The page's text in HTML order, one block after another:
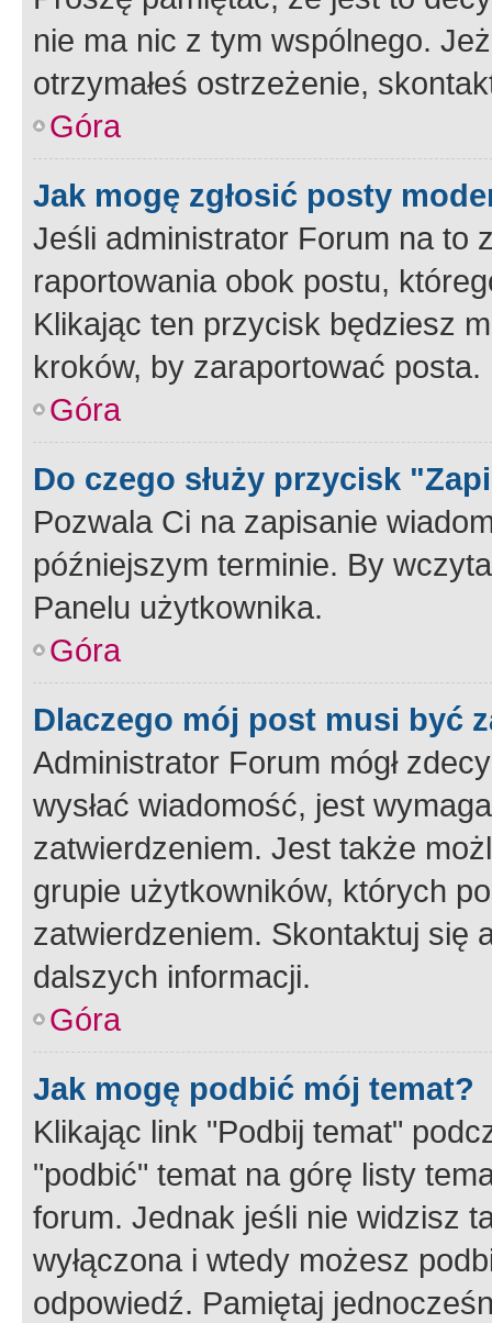
nie ma nic z tym wspólnego.
otrzymałeś ostrzeżenie,
Góra
Jak mogę zgłosić posty
Jeśli administrator Forum na to
raportowania obok postu,
Klikając ten przycisk będziesz
kroków, by zaraportować posta.
Góra
Do czego służy przycisk
Pozwala Ci na zapisanie
późniejszym terminie. By
Panelu użytkownika.
Góra
Dlaczego mój post musi być
Administrator Forum mógł
wysłać wiadomość, jest
zatwierdzeniem. Jest także
grupie użytkowników, których
zatwierdzeniem. Skontaktuj się
dalszych informacji.
Góra
Jak mogę podbić mój temat?
Klikając link "Podbij temat"
"podbić" temat na górę listy
forum. Jednak jeśli nie widzisz
wyłączona i wtedy możesz
odpowiedź. Pamiętaj